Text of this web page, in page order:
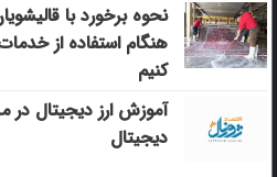
نحوه برخورد با
هنگام استفاده از
کنیم
آموزش ارز دیجیتال در
دیجیتال